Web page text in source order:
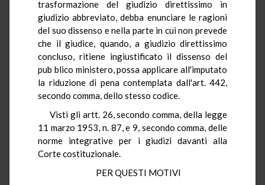
trasformazione del giudizio direttissimo in
giudizio abbreviato, debba enunciare le ragioni
del suo dissenso e nella parte in cui non prevede
che il giudice, quando, a giudizio direttissimo
concluso, ritiene ingiustificato il dissenso del
pub blico ministero, possa applicare all'imputato
la riduzione di pena contemplata dall'art. 442,
secondo comma, dello stesso codice.
Visti gli artt. 26, secondo comma, della legge
11 marzo 1953, n. 87, e 9, secondo comma, delle
norme integrative per i giudizi davanti alla
Corte costituzionale.
PER QUESTI MOTIVI